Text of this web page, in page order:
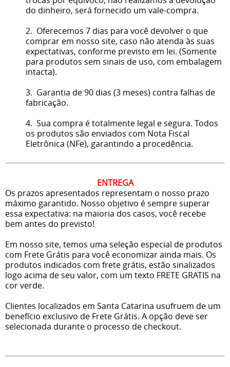
do dinheiro, será fornecido um vale-compra.
2. Oferecemos 7 dias para você devolver o que
comprar em nosso site, caso não atenda às suas
expectativas, conforme previsto em lei. (Somente
para produtos sem sinais de uso, com embalagem
intacta).
3. Garantia de 90 dias (3 meses) contra falhas de
fabricação.
4. Sua compra é totalmente legal e segura. Todos
os produtos são enviados com Nota Fiscal
Eletrônica (NFe), garantindo a procedência.
ENTREGA
Os prazos apresentados representam o nosso prazo
máximo garantido. Nosso objetivo é sempre superar
essa expectativa: na maioria dos casos, você recebe
bem antes do previsto!
Em nosso site, temos uma seleção especial de produtos
com Frete Grátis para você economizar ainda mais. Os
produtos indicados com frete grátis, estão sinalizados
logo acima de seu valor, com um texto FRETE GRATIS na
cor verde.
Clientes localizados em Santa Catarina usufruem de um
benefício exclusivo de Frete Grátis. A opção deve ser
selecionada durante o processo de checkout.